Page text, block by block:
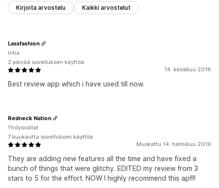
Kirjoita arvostelu Kaikki arvostelut
14. kesäkuu 2018
Best review app which i have used till now.
Lassfashion
Intia
2 päivää sovelluksen käyttöä
Muokattu 14. helmikuu 2019
They are adding new features all the time and have fixed a
bunch of things that were glitchy. EDITED my review from 3
stars to 5 for the effort. NOW I highly recommend this ap!!!!
Redneck Nation
Yhdysvallat
7 kuukautta sovelluksen käyttöä